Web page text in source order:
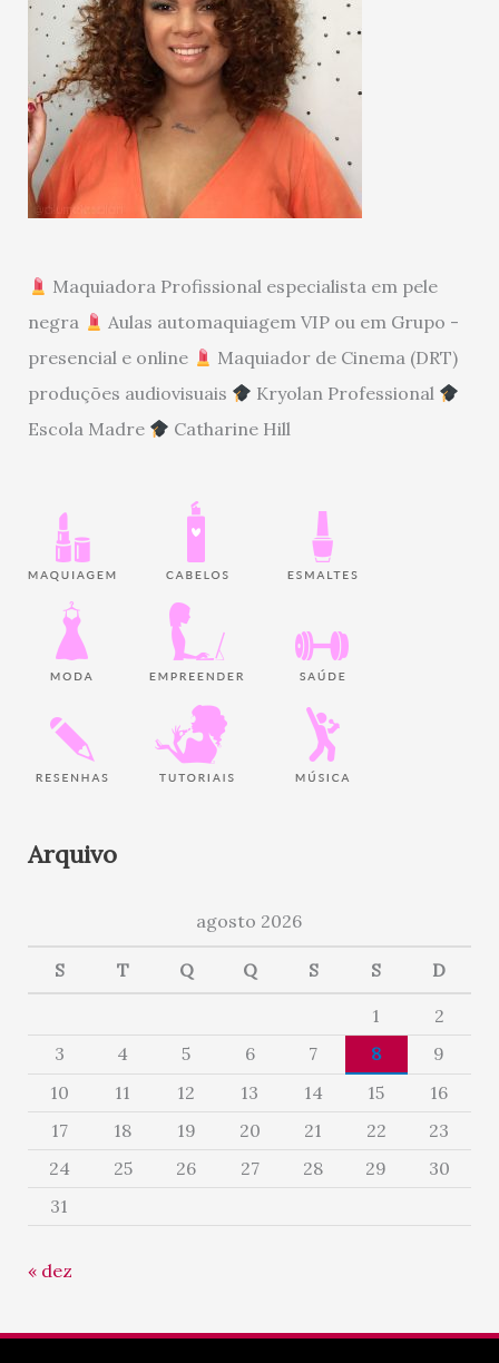
Maquiadora Profissional especialista em pele
negra
Aulas automaquiagem VIP ou em Grupo -
presencial e online
Maquiador de Cinema (DRT)
produções audiovisuais
Kryolan Professional
Escola Madre
Catharine Hill
Arquivo
agosto 2026
S T Q Q S S D
1
2
3
4 5 6 7 8
9
10
11 12 13 14 15
16
17
18 19 20 21 22
23
24
25 26 27 28 29
30
31
« dez